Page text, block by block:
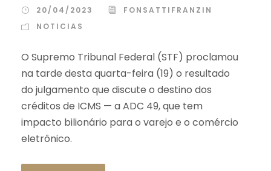
20/04/2023
FONSATTIFRANZIN
NOTICIAS
O Supremo Tribunal Federal (STF) proclamou
na tarde desta quarta-feira (19) o resultado
do julgamento que discute o destino dos
créditos de ICMS — a ADC 49, que tem
impacto bilionário para o varejo e o comércio
eletrônico.